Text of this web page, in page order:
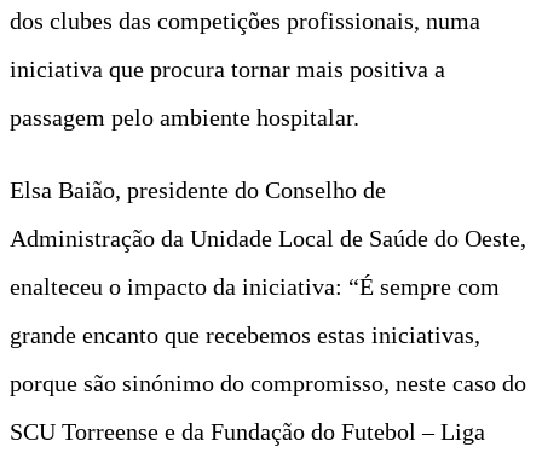
dos clubes das competições profissionais, numa
iniciativa que procura tornar mais positiva a
passagem pelo ambiente hospitalar.
Elsa Baião, presidente do Conselho de
Administração da Unidade Local de Saúde do Oeste,
enalteceu o impacto da iniciativa: “É sempre com
grande encanto que recebemos estas iniciativas,
porque são sinónimo do compromisso, neste caso do
SCU Torreense e da Fundação do Futebol – Liga